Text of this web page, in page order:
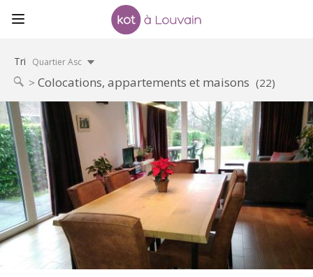
Tri Quartier Asc
Colocations, appartements et maisons (22)
Infos Pratiques
Loyer:
750 €
Charges:
50 €
Durée:
3-4 mois, vacances d'été
Domiciliation:
Non
Aménagement
Salle de bain:
Privée
Cuisine:
Commune
Superficie:
120 m
Pièces privées:
2